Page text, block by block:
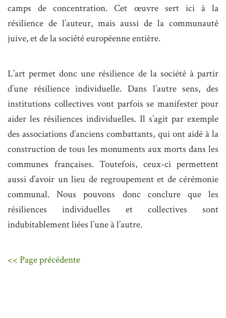
camps de concentration. Cet œuvre sert ici à la
résilience de l’auteur, mais aussi de la communauté
juive, et de la société européenne entière.
L’art permet donc une résilience de la société à partir
d’une résilience individuelle. Dans l’autre sens, des
institutions collectives vont parfois se manifester pour
aider les résiliences individuelles. Il s’agit par exemple
des associations d’anciens combattants, qui ont aidé à la
construction de tous les monuments aux morts dans les
communes françaises. Toutefois, ceux-ci permettent
aussi d’avoir un lieu de regroupement et de cérémonie
communal. Nous pouvons donc conclure que les
résiliences individuelles et collectives sont
indubitablement liées l’une à l’autre.
<< Page précédente